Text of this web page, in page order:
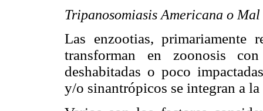
Tripanosomiasis Americana o
Las enzootias, primariamente
transforman en zoonosis
deshabitadas o poco
y/o sinantrópicos se integran a